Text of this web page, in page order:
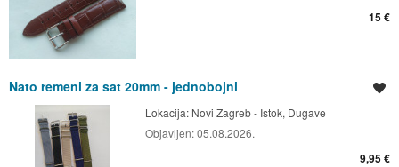
15 €
Nato remeni za sat 20mm - jednobojni
Lokacija: Novi Zagreb - Istok, Dugave
Objavljen:05.08.2026.
9,95 €